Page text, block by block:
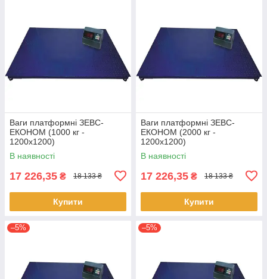
Ваги платформні ЗЕВС-
ЕКОНОМ (1000 кг -
1200х1200)
В наявності
17 226,35 ₴ 18 133 ₴
Купити
Ваги платформні ЗЕВС-
ЕКОНОМ (2000 кг -
1200х1200)
В наявності
17 226,35 ₴ 18 133 ₴
Купити
–5% –5%